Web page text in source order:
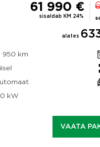
61 990 €
sisaldab KM 24%
alates
950 km
kW
VAATA